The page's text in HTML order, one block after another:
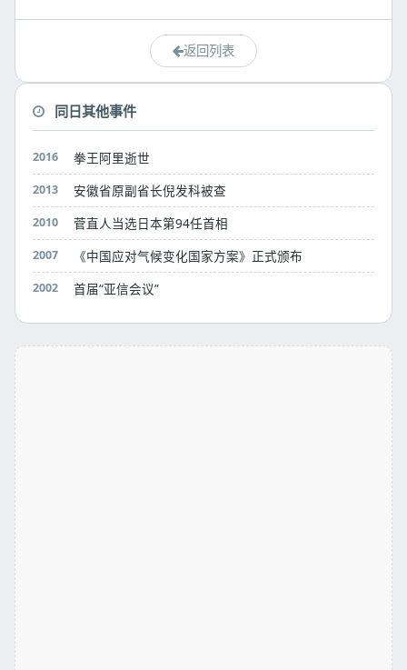
返回列表
同日其他事件
2016 拳王阿里逝世
2013 安徽省原副省长倪发科被查
2010 菅直人当选日本第94任首相
2007 《中国应对气候变化国家方案》正式颁布
2002 首届“亚信会议”